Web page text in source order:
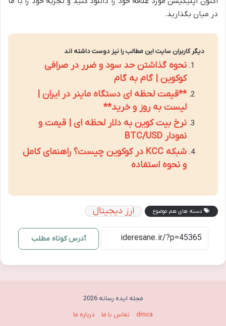
در میان بگذارید.
دیگر کاربران سایت این مطالب را نیز دوست داشته اند
نحوه گذاشتن حد سود و ضرر در صرافی
کوکوین | گام به گام
**قیمت لحظه ای دستگاه ماینر در ایران |
لیست به روز و خرید**
نرخ بیت کوین به دلار لحظه ای | قیمت و
نمودار BTC/USD
شبکه KCC در کوکوین چیست؟ راهنمای کامل
و نحوه استفاده
دسته های هم موضوع ارز دیجیتال
آدرس کوتاه مطلب
مجله ایده رسانه 2026
dmca
تماس با ما درباره ما